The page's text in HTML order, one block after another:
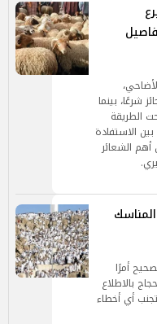
شرعًا، بينما
الطريقة
الاستفادة
الشعائر
المناسك
أمرًا
بالاطلاع
أي أخطاء